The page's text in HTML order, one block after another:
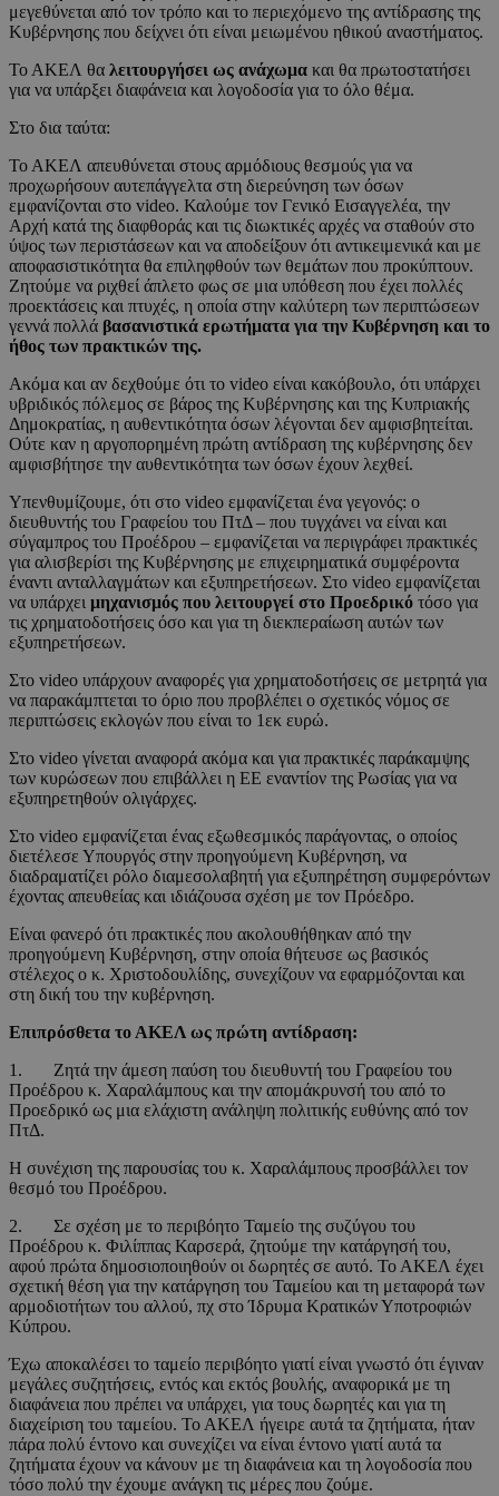
μεγεθύνεται από τον τρόπο και το περιεχόμενο της αντίδρασης της
Κυβέρνησης που δείχνει ότι είναι μειωμένου ηθικού αναστήματος.
Το ΑΚΕΛ θα λειτουργήσει ως ανάχωμα και θα πρωτοστατήσει
για να υπάρξει διαφάνεια και λογοδοσία για το όλο θέμα.
Στο δια ταύτα:
Το ΑΚΕΛ απευθύνεται στους αρμόδιους θεσμούς για να
προχωρήσουν αυτεπάγγελτα στη διερεύνηση των όσων
εμφανίζονται στο video. Καλούμε τον Γενικό Εισαγγελέα, την
Αρχή κατά της διαφθοράς και τις διωκτικές αρχές να σταθούν στο
ύψος των περιστάσεων και να αποδείξουν ότι αντικειμενικά και με
αποφασιστικότητα θα επιληφθούν των θεμάτων που προκύπτουν.
Ζητούμε να ριχθεί άπλετο φως σε μια υπόθεση που έχει πολλές
προεκτάσεις και πτυχές, η οποία στην καλύτερη των περιπτώσεων
γεννά πολλά βασανιστικά ερωτήματα για την Κυβέρνηση και το
ήθος των πρακτικών της.
Ακόμα και αν δεχθούμε ότι το video είναι κακόβουλο, ότι υπάρχει
υβριδικός πόλεμος σε βάρος της Κυβέρνησης και της Κυπριακής
Δημοκρατίας, η αυθεντικότητα όσων λέγονται δεν αμφισβητείται.
Ούτε καν η αργοπορημένη πρώτη αντίδραση της κυβέρνησης δεν
αμφισβήτησε την αυθεντικότητα των όσων έχουν λεχθεί.
Υπενθυμίζουμε, ότι στο video εμφανίζεται ένα γεγονός: ο
διευθυντής του Γραφείου του ΠτΔ – που τυγχάνει να είναι και
σύγαμπρος του Προέδρου – εμφανίζεται να περιγράφει πρακτικές
για αλισβερίσι της Κυβέρνησης με επιχειρηματικά συμφέροντα
έναντι ανταλλαγμάτων και εξυπηρετήσεων. Στο video εμφανίζεται
να υπάρχει μηχανισμός που λειτουργεί στο Προεδρικό τόσο για
τις χρηματοδοτήσεις όσο και για τη διεκπεραίωση αυτών των
εξυπηρετήσεων.
Στο video υπάρχουν αναφορές για χρηματοδοτήσεις σε μετρητά για
να παρακάμπτεται το όριο που προβλέπει ο σχετικός νόμος σε
περιπτώσεις εκλογών που είναι το 1εκ ευρώ.
Στο video γίνεται αναφορά ακόμα και για πρακτικές παράκαμψης
των κυρώσεων που επιβάλλει η ΕΕ εναντίον της Ρωσίας για να
εξυπηρετηθούν ολιγάρχες.
Στο video εμφανίζεται ένας εξωθεσμικός παράγοντας, ο οποίος
διετέλεσε Υπουργός στην προηγούμενη Κυβέρνηση, να
διαδραματίζει ρόλο διαμεσολαβητή για εξυπηρέτηση συμφερόντων
έχοντας απευθείας και ιδιάζουσα σχέση με τον Πρόεδρο.
Είναι φανερό ότι πρακτικές που ακολουθήθηκαν από την
προηγούμενη Κυβέρνηση, στην οποία θήτευσε ως βασικός
στέλεχος ο κ. Χριστοδουλίδης, συνεχίζουν να εφαρμόζονται και
στη δική του την κυβέρνηση.
Επιπρόσθετα το ΑΚΕΛ ως πρώτη αντίδραση:
1. Ζητά την άμεση παύση του διευθυντή του Γραφείου του
Προέδρου κ. Χαραλάμπους και την απομάκρυνσή του από το
Προεδρικό ως μια ελάχιστη ανάληψη πολιτικής ευθύνης από τον
ΠτΔ.
Η συνέχιση της παρουσίας του κ. Χαραλάμπους προσβάλλει τον
θεσμό του Προέδρου.
2. Σε σχέση με το περιβόητο Ταμείο της συζύγου του
Προέδρου κ. Φιλίππας Καρσερά, ζητούμε την κατάργησή του,
αφού πρώτα δημοσιοποιηθούν οι δωρητές σε αυτό. Το ΑΚΕΛ έχει
σχετική θέση για την κατάργηση του Ταμείου και τη μεταφορά των
αρμοδιοτήτων του αλλού, πχ στο Ίδρυμα Κρατικών Υποτροφιών
Κύπρου.
Έχω αποκαλέσει το ταμείο περιβόητο γιατί είναι γνωστό ότι έγιναν
μεγάλες συζητήσεις, εντός και εκτός βουλής, αναφορικά με τη
διαφάνεια που πρέπει να υπάρχει, για τους δωρητές και για τη
διαχείριση του ταμείου. Το ΑΚΕΛ ήγειρε αυτά τα ζητήματα, ήταν
πάρα πολύ έντονο και συνεχίζει να είναι έντονο γιατί αυτά τα
ζητήματα έχουν να κάνουν με τη διαφάνεια και τη λογοδοσία που
τόσο πολύ την έχουμε ανάγκη τις μέρες που ζούμε.